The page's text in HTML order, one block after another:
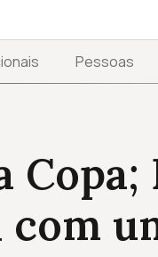
Pessoas
Copa;
com